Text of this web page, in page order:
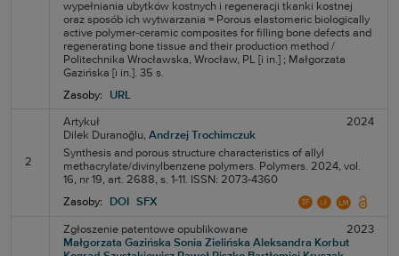
wypełniania ubytków kostnych i regeneracji tkanki kostnej
oraz sposób ich wytwarzania = Porous elastomeric biologically
active polymer-ceramic composites for filling bone defects and
regenerating bone tissue and their production method /
Politechnika Wrocławska, Wrocław, PL [i in.] ; Małgorzata
Gazińska [i in.]. 35 s.
Zasoby:
URL
2
Artykuł
2024
Dilek Duranoğlu, Andrzej Trochimczuk
Synthesis and porous structure characteristics of allyl
methacrylate/divinylbenzene polymers. Polymers. 2024, vol.
16, nr 19, art. 2688, s. 1-11. ISSN: 2073-4360
Zasoby:
DOI SFX
Zgłoszenie patentowe opublikowane
2023
Małgorzata Gazińska Sonia Zielińska Aleksandra Korbut